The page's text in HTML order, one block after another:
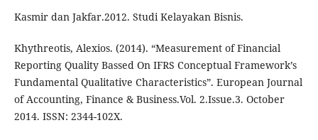
Kasmir dan Jakfar.2012. Studi Kelayakan Bisnis.
Khythreotis, Alexios. (2014). “Measurement of Financial
Reporting Quality Bassed On IFRS Conceptual Framework’s
Fundamental Qualitative Characteristics”. European Journal
of Accounting, Finance & Business.Vol. 2.Issue.3. October
2014. ISSN: 2344-102X.